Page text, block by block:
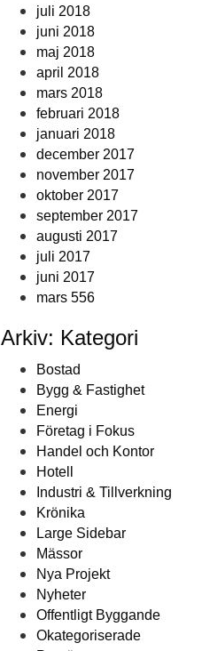
juli 2018
juni 2018
maj 2018
april 2018
mars 2018
februari 2018
januari 2018
december 2017
november 2017
oktober 2017
september 2017
augusti 2017
juli 2017
juni 2017
mars 556
Arkiv: Kategori
Bostad
Bygg & Fastighet
Energi
Företag i Fokus
Handel och Kontor
Hotell
Industri & Tillverkning
Krönika
Large Sidebar
Mässor
Nya Projekt
Nyheter
Offentligt Byggande
Okategoriserade